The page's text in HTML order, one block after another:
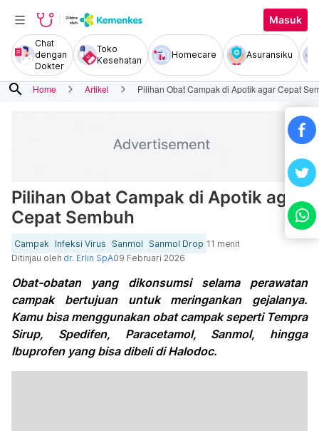
Masuk
Chat
dengan
Dokter
Toko
Kesehatan
Homecare Asuransiku
search Home Artikel Pilihan Obat Campak di Apotik agar Cepat
Pilihan Obat Campak di Apotik agar
Cepat Sembuh
Campak Infeksi Virus Sanmol Sanmol Drop 11 menit
Ditinjau oleh dr. Erlin SpA09 Februari 2026
Obat-obatan yang dikonsumsi selama perawatan
campak bertujuan untuk meringankan gejalanya.
Kamu bisa menggunakan obat campak seperti Tempra
Sirup, Spedifen, Paracetamol, Sanmol, hingga
Ibuprofen yang bisa dibeli di Halodoc.